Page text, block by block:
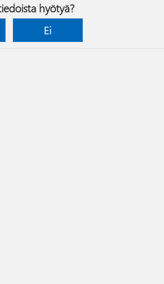
hyötyä?
Ei